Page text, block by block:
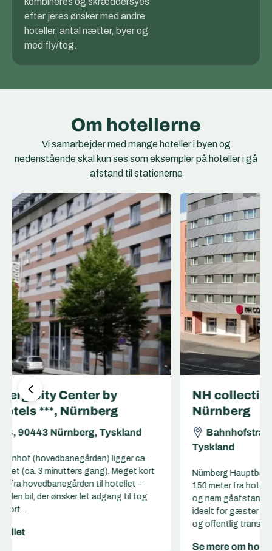
efter jeres ønsker med andre
hoteller, antal nætter, byer og
med fly/tog.
Om hotellerne
Vi samarbejder med mange hoteller i byen og
nedenstående skal kun ses som eksempler på hoteller i gå
afstand til stationerne
NH collection Nürnberg City ****,
Nürnberg
Bahnhofstraße 17-19, 90402 Nürnberg,
Nürnberg Hauptbahnhof (hovedbanegården) ligger ca.
150 meter fra hotellet (ca. 2 minutters gang). Meget kort
og nem gåafstand fra hovedbanegården til hotellet –
ideelt for gæster uden bil, der ønsker let adgang til tog